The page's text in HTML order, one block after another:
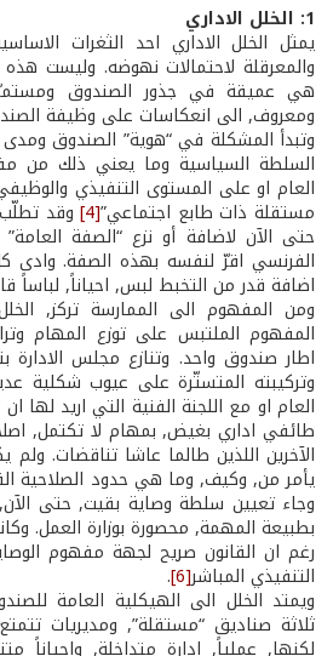
1: الخلل الاداري
يمثل الخلل الاداري احد الثغرات
والمعرقلة لاحتمالات نهوضه. وليست هذه
هي عميقة في جذور الصندوق
ومعروف, الى انعكاسات على وظيفة
وتبدأ المشكلة في “هوية” الصندوق ومدى
السلطة السياسية وما يعني ذلك من
العام او على المستوى التنفيذي
مستقلة ذات طابع اجتماعي”[4] وقد تطلّب
حتى الآن لاضافة أو نزع “الصفة
الفرنسي اقرّ لنفسه بهذه الصفة. وادى
اضافة قدر من التخبط لبس, احياناً, لباساً
ومن المفهوم الى الممارسة تركز,
المفهوم الملتبس­ على توزع المهام
وتركيبته المتستّرة على عيوب شكلية
العام او مع اللجنة الفنية التي اريد لها
طائفي اداري بغيض, بمهام لا تكتمل,
الآخرين اللذين طالما عاشا تناقضات. ولم
يأمر من, وكيف, وما هي حدود الصلاحية
وجاء تعيين سلطة وصاية بقيت, حتى الآن,
بطبيعة المهمة, محصورة بوزارة العمل.
رغم ان القانون صريح لجهة مفهوم
التنفيذي المباشر[6]
.
ويمتد الخلل الى الهيكلية العامة
ثلاثة صناديق “مستقلة”, ومديريات
لكنها, عملياً, ادارة متداخلة,